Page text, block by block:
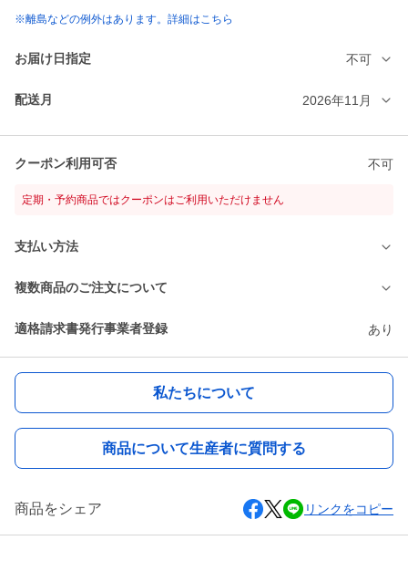
※離島などの例外はあります。詳細はこちら
お届け日指定 不可
配送月 2026年11月
クーポン利用可否 不可
定期・予約商品ではクーポンはご利用いただけません
支払い方法
複数商品のご注文について
適格請求書発行事業者登録 あり
私たちについて
商品について生産者に質問する
商品をシェア リンクをコピー